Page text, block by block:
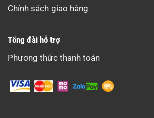
Chính sách giao hàng
Tổng đài hỗ trợ
Phương thức thanh toán